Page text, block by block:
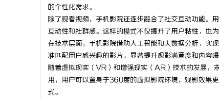
的个性化需求。
除了观看视频，手机影院还逐步融合了社交互动功能。
互动性和社群感。这样的模式不仅提升了用户粘性，也
在技术层面，手机影院借助人工智能和大数据分析，实
准匹配用户感兴趣的影片，显著提升观影满意度和内容曝
随着虚拟现实（VR）和增强现实（AR）技术的发展，
用，用户可以置身于360度的虚拟影院环境，观影效果
式。